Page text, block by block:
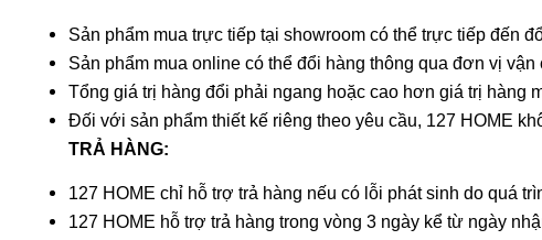
Sản phẩm mua trực tiếp tại showroom có thể trực tiếp đến
Sản phẩm mua online có thể đổi hàng thông qua đơn vị
Tổng giá trị hàng đổi phải ngang hoặc cao hơn giá trị hàng
Đối với sản phẩm thiết kế riêng theo yêu cầu, 127 HOME
TRẢ HÀNG:
127 HOME chỉ hỗ trợ trả hàng nếu có lỗi phát sinh do quá
127 HOME hỗ trợ trả hàng trong vòng 3 ngày kể từ ngày